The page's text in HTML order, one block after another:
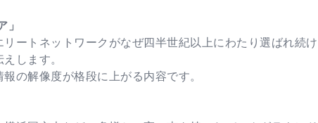
ートネットワークがなぜ四半世紀以上にわたり選ばれ続け
します。
の解像度が格段に上がる内容です。